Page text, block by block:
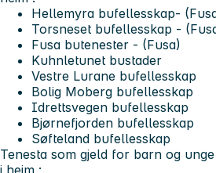
Hellemyra bufellesskap-
Torsneset bufellesskap -
Fusa butenester - (Fusa)
Kuhnletunet bustader
Vestre Lurane bufellesskap
Bolig Moberg bufellesskap
Idrettsvegen bufellesskap
Bjørnefjorden bufellesskap
Søfteland bufellesskap
Tenesta som gjeld for barn og unge
i heim :